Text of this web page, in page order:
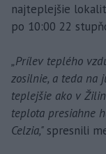
najteplejšie
po 10:00 22
„Prílev teplého
zosilnie, a teda na
teplejšie ako v
teplota presiahne
Celzia," spresnili